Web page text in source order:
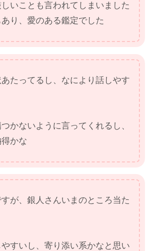
いことも言われてしまいました
り、愛のある鑑定でした
たってるし、なにより話しやす
かないように言ってくれるし、
かな
が、銀人さんいまのところ当た
すいし、寄り添い系かなと思い